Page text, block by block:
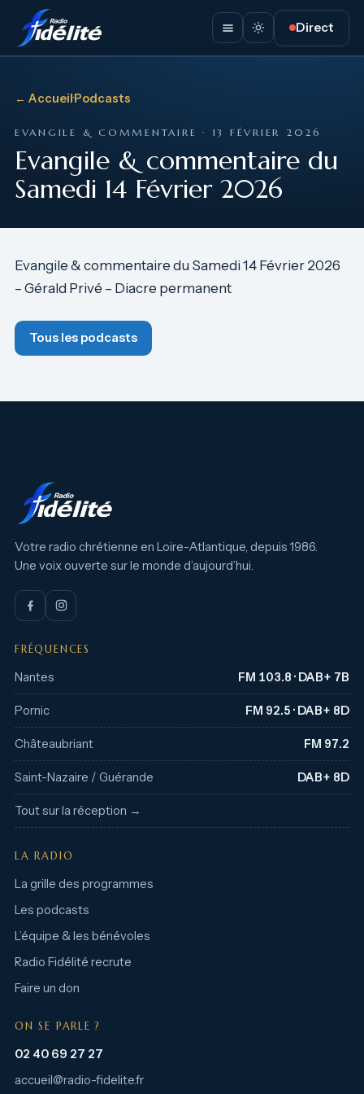
Direct
← Accueil·Podcasts
EVANGILE & COMMENTAIRE · 13 FÉVRIER 2026
Evangile & commentaire du
Samedi 14 Février 2026
Evangile & commentaire du Samedi 14 Février 2026
– Gérald Privé – Diacre permanent
Tous les podcasts
Votre radio chrétienne en Loire-Atlantique, depuis 1986.
Une voix ouverte sur le monde d’aujourd’hui.
FRÉQUENCES
Nantes FM 103.8 · DAB+ 7B
Pornic FM 92.5 · DAB+ 8D
Châteaubriant FM 97.2
Saint-Nazaire / Guérande DAB+ 8D
Tout sur la réception →
LA RADIO
La grille des programmes
Les podcasts
L’équipe & les bénévoles
Radio Fidélité recrute
Faire un don
ON SE PARLE ?
02 40 69 27 27
accueil@radio-fidelite.fr